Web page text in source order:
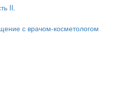
II.
с врачом-косметологом